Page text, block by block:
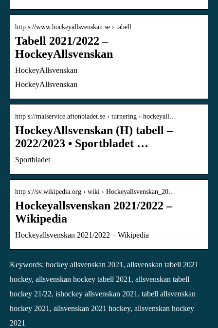
http s://www.hockeyallsvenskan.se › tabell
Tabell 2021/2022 –
HockeyAllsvenskan
HockeyAllsvenskan
HockeyAllsvenskan
http s://malservice.aftonbladet.se › turnering › hockeyall…
HockeyAllsvenskan (H) tabell –
2022/2023 • Sportbladet …
Sportbladet
http s://sv.wikipedia.org › wiki › Hockeyallsvenskan_20…
Hockeyallsvenskan 2021/2022 –
Wikipedia
Hockeyallsvenskan 2021/2022 – Wikipedia
Keywords: hockey allsvenskan 2021, allsvenskan tabell 2021
hockey, allsvenskan hockey tabell 2021, allsvenskan tabell
hockey 21/22, ishockey allsvenskan 2021, tabell allsvenskan
hockey 2021, allsvenskan 2021 hockey, allsvenskan hockey
2021